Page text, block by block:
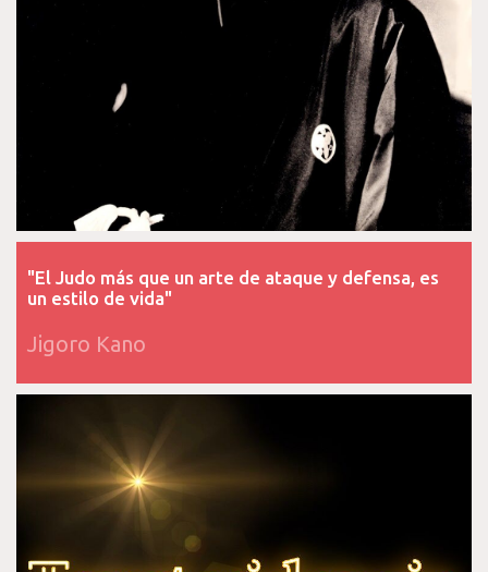
"El Judo más que un arte de ataque y defensa, es
un estilo de vida"
Jigoro Kano